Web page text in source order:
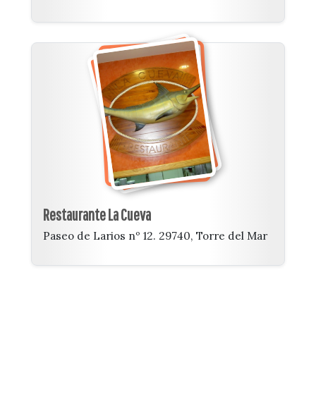
Restaurante La Cueva
Paseo de Larios nº 12. 29740, Torre del Mar